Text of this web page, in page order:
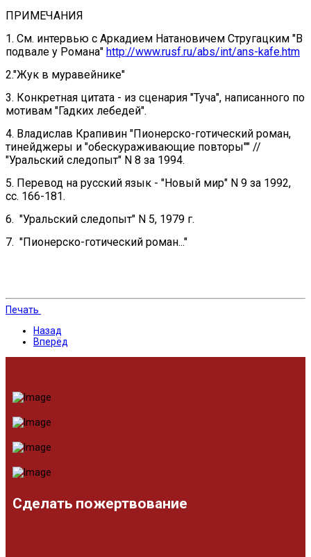
ПРИМЕЧАНИЯ
1. См. интервью с Аркадием Натановичем Стругацким "В
подвале у Романа" http://www.rusf.ru/abs/int/ans-kafe.htm
2."Жук в муравейнике"
3. Конкретная цитата - из сценария "Туча", написанного по
мотивам "Гадких лебедей".
4. Владислав Крапивин "Пионерско-готический роман,
тинейджеры и "обескураживающие повторы"" //
"Уральский следопыт" N 8 за 1994.
5. Перевод на русский язык - "Новый мир" N 9 за 1992,
сс. 166-181.
6. "Уральский следопыт" N 5, 1979 г.
7. "Пионерско-готический роман..."
Печать
Назад
Вперёд
Сделать пожертвование